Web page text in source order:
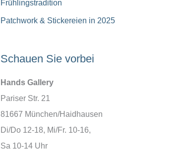
Frühlingstradition
Patchwork & Stickereien in 2025
Schauen Sie vorbei
Hands Gallery
Pariser Str. 21
81667 München/Haidhausen
Di/Do 12-18, Mi/Fr. 10-16,
Sa 10-14 Uhr